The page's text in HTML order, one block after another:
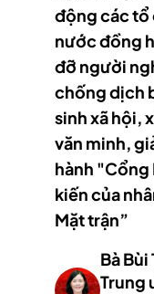
động các tổ
nước đồng
đỡ người
chống dịch
sinh xã hội,
văn minh,
hành "Cổng
kiến của
Mặt trận”
Bà
Trung